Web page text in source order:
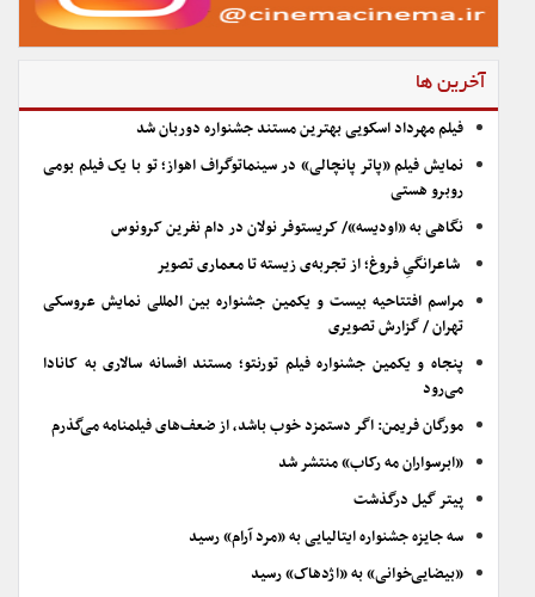
آخرین ها
فیلم مهرداد اسکویی بهترین مستند جشنواره دوربان شد
نمایش فیلم «پاتر پانچالی» در سینماتوگراف اهواز؛ تو با یک فیلم بومی
روبرو هستی
نگاهی به «اودیسه»/ کریستوفر نولان در دام نفرین کرونوس
شاعرانگیِ فروغ؛ از تجربه‌ی زیسته تا معماری تصویر
مراسم افتتاحیه بیست و یکمین جشنواره بین المللی نمایش عروسکی
تهران / گزارش تصویری
پنجاه و یکمین جشنواره فیلم تورنتو؛ مستند افسانه سالاری به کانادا
می‌رود
مورگان فریمن: اگر دستمزد خوب باشد، از ضعف‌های فیلمنامه می‌گذرم
«ابرسواران مه رکاب» منتشر شد
پیتر گیل درگذشت
سه جایزه جشنواره ایتالیایی به «مرد آرام» رسید
«بیضایی‌خوانی» به «اژدهاک» رسید